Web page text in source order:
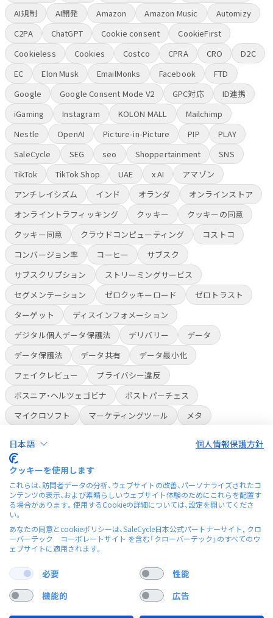
AI規制
AI開発 Amazon Amazon Music
Automizy
C2PA
ChatGPT Cookie consent
CookieFirst
Cookieless
Cookies Costco CPRA CRO
D2C
EC
Elon Musk EmailMonks Facebook
FTD
Google
Google Consent Mode V2 GPC対応
ID連携
iGaming
Instagram KOLON MALL
Mailchimp
Nestle
OpenAI Picture-in-Picture PIP
PLAY
SaleCycle
SEG seo Shoppertainment
SNS
TikTok
TikTok Shop UAE x AI
アマゾン
アンチレイシズム
インド オランダ
オンラインストア
オンライントラフィッキング
クッキー
クッキーの同意
クッキー同意
クラウドコンピューティング
コストコ
コンバージョン率
コーヒー
サブスク
サブスクリプション
ストリーミングサービス
セグメンテーション
ゼロクッキーロード
ゼロトラスト
ターゲット
ディスインフォメーション
デジタル個人データ保護法
デリバリー
データ
データ保護法
データ共有
データ最小化
フェイクレビュー
プライバシー違反
ボスニア・ヘルツェゴビナ
ポストパーチェス
マイクロソフト
マーケティングツール
メタ
人種差別
多言語チャットボット
有料会員
独自チップ 米国プライバシー法
航空貨物
誤情報
食料品デリバリー
日本語 個人情報保護方針
クッキーを使用します
これらは、訪問者データの分析、ウェブサイトの改善、パーソナライズされたコ
ンテンツの表示、および素晴らしいウェブサイト体験のためにこれらを配置す
る場合があります。使用するCookieの詳細については、設定を開いてくださ
い。
あなたの同意とcookieポリシーは、SaleCycle日本公式パートナーサイト, クロ
ーバーテック コーポレートサイト を含む「クローバーテック」のすべてのウ
ェブサイトに適用されます。
必要
性能
機能的
広告